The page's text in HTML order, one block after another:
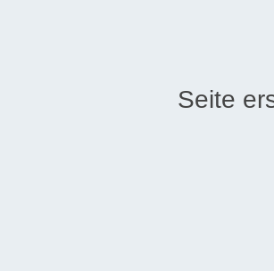
Seite